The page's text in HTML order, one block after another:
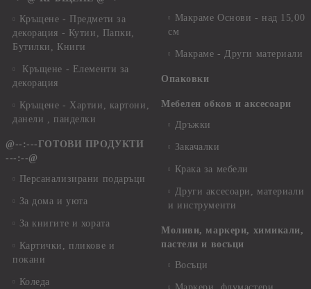
Кръщене - Предмети за
декорация - Кутии, Папки,
Бутилки, Книги
Кръщене - Елементи за
декорация
Кръщене - Хартии, картони,
данели , панделки
@--:---ГОТОВИ ПРОДУКТИ
---:--@
Персанализирани подаръци
За дома и уюта
За книгите и хората
Картички, пликове и
покани
Коледа
Макраме Основи - над 15,00
см
Макраме - Други материали
Опаковки
Мебелен обков и аксесоари
Дръжки
Закачалки
Крака за мебели
Други аксесоари, материали
и инструменти
Моливи, маркери, химикали,
пастели и восъци
Восъци